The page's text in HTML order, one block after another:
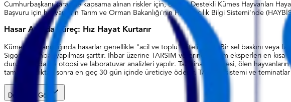
Cumhurbaşkanı kararı ile kapsama alınan riskler için, Devlet Destekli Kümes Hayvanları
Başvuru için hayvanların Tarım ve Orman Bakanlığı'nın Hayvancılık Bilgi Sistemi'nde
Hasar Anında Süreç: Hız Hayat Kurtarır
Kümes hayvancılığında hasarlar genellikle "acil ve toplu" niteliktedir. Bir sel baskını veya
Sigorta'ya ihbar yapılması şarttır. İhbar üzerine TARSİM veteriner hekim eksperleri en kısa
durumlarında ise otopsi ve laboratuvar analizleri yapılır. Tazminat ödemesi, ölen
tamamlandıktan sonra en geç 30 gün içinde üreticiye ödenir. TARSİM sistemi ve teminatlar
Devamını Gör